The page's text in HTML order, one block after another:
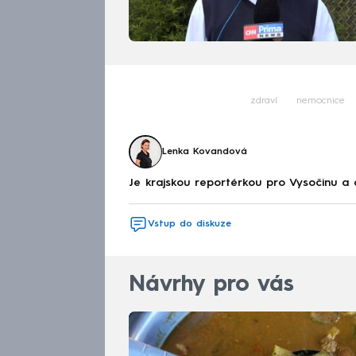
zdraví nemocnice
Lenka Kovandová
Je krajskou reportérkou pro Vysočinu a
Vstup do diskuze
Návrhy pro vás